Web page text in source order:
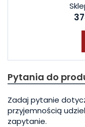
Pytania do
Zadaj pytanie
przyjemnością
zapytanie.